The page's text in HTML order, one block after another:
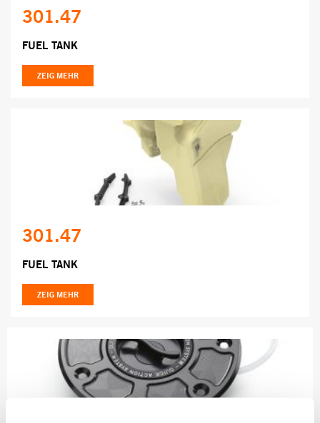
301.47
FUEL TANK
ZEIG MEHR
301.47
FUEL TANK
ZEIG MEHR